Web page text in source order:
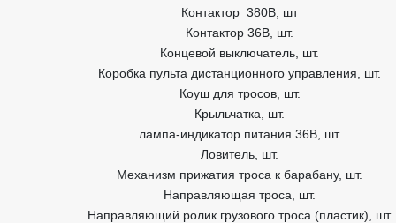
Контактор 380В, шт
Контактор 36В, шт.
Концевой выключатель, шт.
Коробка пульта дистанционного управления, шт.
Коуш для тросов, шт.
Крыльчатка, шт.
лампа-индикатор питания 36В, шт.
Ловитель, шт.
Механизм прижатия троса к барабану, шт.
Направляющая троса, шт.
Направляющий ролик грузового троса (пластик), шт.